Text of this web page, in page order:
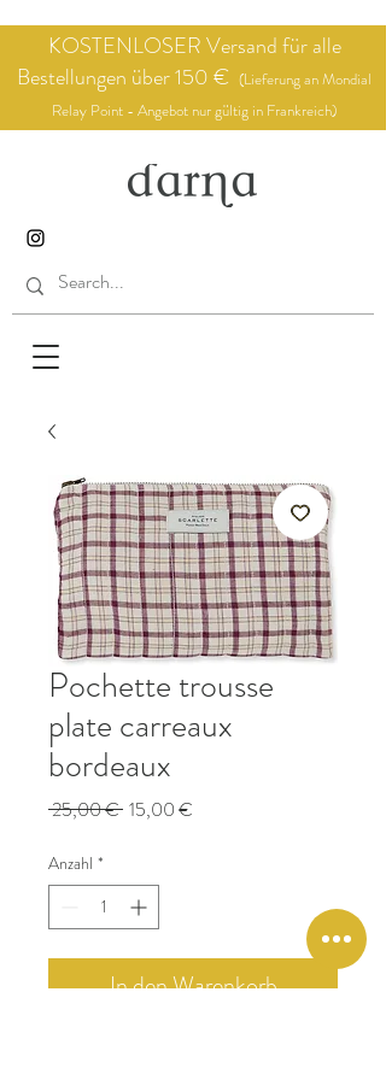
KOSTENLOSER Versand für alle
Bestellungen über 150 € (Lieferung an Mondial
Relay Point - Angebot nur gültig in Frankreich)
Pochette trousse
plate carreaux
bordeaux
25,00 € Standardpreis
15,00 €
Anzahl *
In den Warenkorb